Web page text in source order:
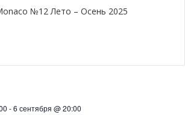
№12 Лето – Осень 2025
-6 сентября @ 20:00